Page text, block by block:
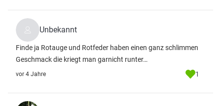
Unbekannt
Finde ja Rotauge und Rotfeder haben einen ganz schlimmen
Geschmack die kriegt man garnicht runter…
vor 4 Jahre 1